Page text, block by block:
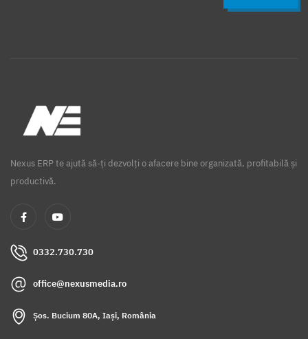
Nexus ERP te ajută să-ți dezvolți o afacere bine organizată, profitabilă și
productivă.
0332.730.730
office@nexusmedia.ro
Șos. Bucium 80A, Iași, România